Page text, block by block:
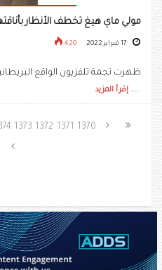
مولي ماي هيغ تخطف الأنظار
420
ظهرت نجمة تلفزيون الواقع
..... إقرأ المزيد
1370
1371
1372
1373